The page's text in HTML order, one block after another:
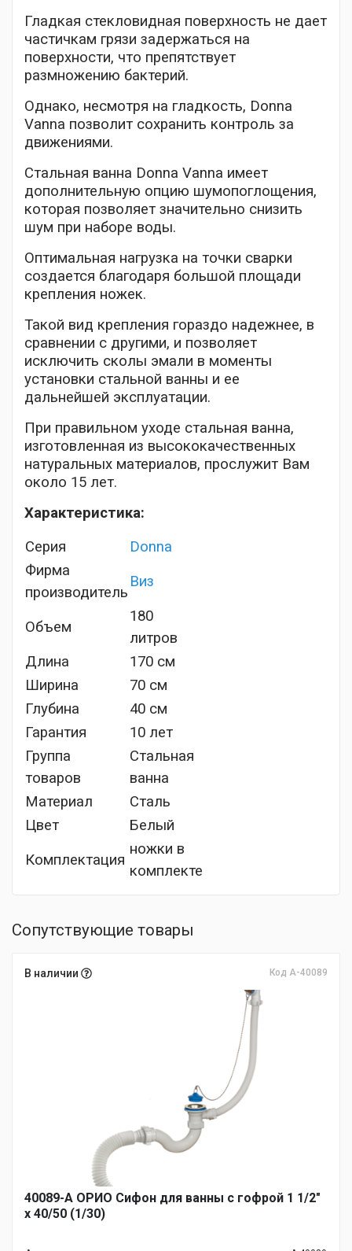
Гладкая стекловидная поверхность не дает
частичкам грязи задержаться на
поверхности, что препятствует
размножению бактерий.
Однако, несмотря на гладкость, Donna
Vanna позволит сохранить контроль за
движениями.
Стальная ванна Donna Vanna имеет
дополнительную опцию шумопоглощения,
которая позволяет значительно снизить
шум при наборе воды.
Оптимальная нагрузка на точки сварки
создается благодаря большой площади
крепления ножек.
Такой вид крепления гораздо надежнее, в
сравнении с другими, и позволяет
исключить сколы эмали в моменты
установки стальной ванны и ее
дальнейшей эксплуатации.
При правильном уходе стальная ванна,
изготовленная из высококачественных
натуральных материалов, прослужит Вам
около 15 лет.
Характеристика:
Серия
Donna
Фирма
производитель
Виз
Объем
180
литров
Длина
170 см
Ширина
70 см
Глубина
40 см
Гарантия
10 лет
Группа
товаров
Стальная
ванна
Материал
Сталь
Цвет
Белый
Комплектация
ножки в
комплекте
Сопутствующие товары
В наличии Код А-40089
40089-А ОРИО Сифон для ванны с гофрой 1 1/2"
х 40/50 (1/30)